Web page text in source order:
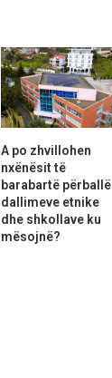
A po zhvillohen
nxënësit të
barabartë përballë
dallimeve etnike
dhe shkollave ku
mësojnë?